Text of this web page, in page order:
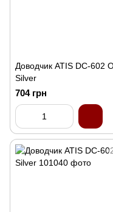
Доводчик ATIS DC-602
Silver
704 грн